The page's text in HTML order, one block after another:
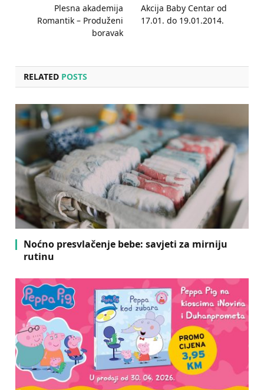
Plesna akademija
Romantik – Produženi
boravak
Akcija Baby Centar od
17.01. do 19.01.2014.
RELATED POSTS
Noćno presvlačenje bebe: savjeti za mirniju
rutinu